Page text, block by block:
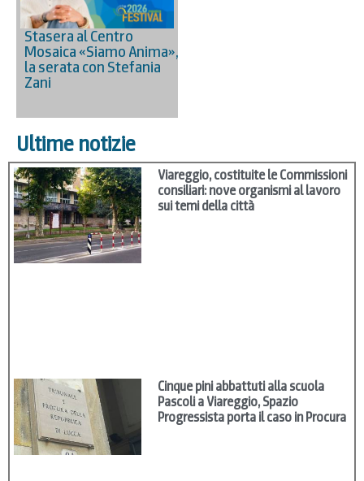
Stasera al Centro
Mosaica «Siamo Anima»,
la serata con Stefania
Zani
Ultime notizie
Viareggio, costituite le Commissioni
consiliari: nove organismi al lavoro
sui temi della città
Cinque pini abbattuti alla scuola
Pascoli a Viareggio, Spazio
Progressista porta il caso in Procura